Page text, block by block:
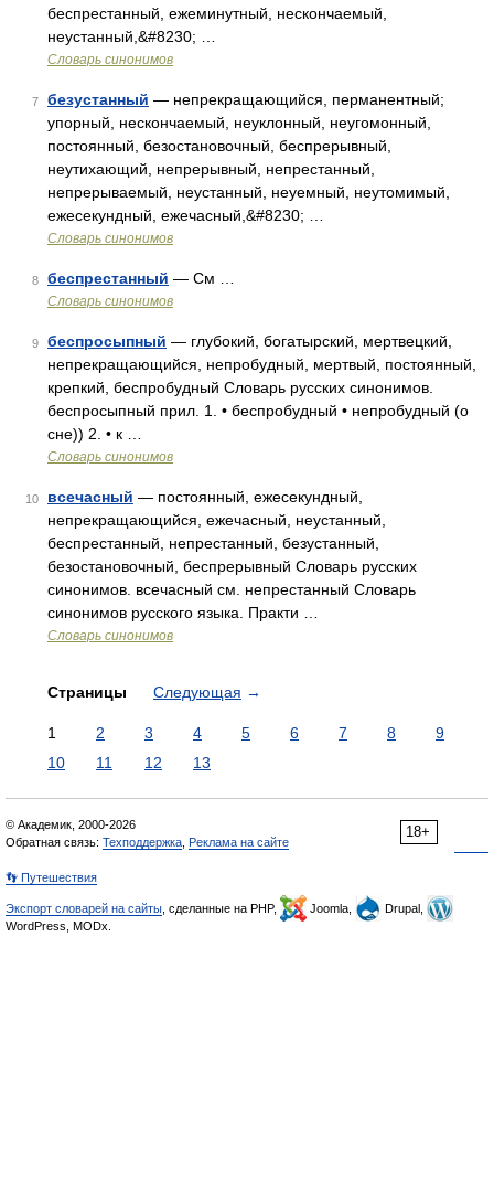
беспрестанный, ежеминутный, нескончаемый,
неустанный,&#8230; …
Словарь синонимов
7 безустанный — непрекращающийся, перманентный;
упорный, нескончаемый, неуклонный, неугомонный,
постоянный, безостановочный, беспрерывный,
неутихающий, непрерывный, непрестанный,
непрерываемый, неустанный, неуемный, неутомимый,
ежесекундный, ежечасный,&#8230; …
Словарь синонимов
8 беспрестанный — См …
Словарь синонимов
9 беспросыпный — глубокий, богатырский, мертвецкий,
непрекращающийся, непробудный, мертвый, постоянный,
крепкий, беспробудный Словарь русских синонимов.
беспросыпный прил. 1. • беспробудный • непробудный (о
сне)) 2. • к …
Словарь синонимов
10 всечасный — постоянный, ежесекундный,
непрекращающийся, ежечасный, неустанный,
беспрестанный, непрестанный, безустанный,
безостановочный, беспрерывный Словарь русских
синонимов. всечасный см. непрестанный Словарь
синонимов русского языка. Практи …
Словарь синонимов
Страницы Следующая →
1 2 3 4 5 6 7 8
9
10
11 12 13
18+
© Академик, 2000-2026
Обратная связь: Техподдержка Реклама на сайте
👣 Путешествия
Экспорт словарей на сайты , сделанные на PHP, Joomla,
Drupal,
WordPress, MODx.